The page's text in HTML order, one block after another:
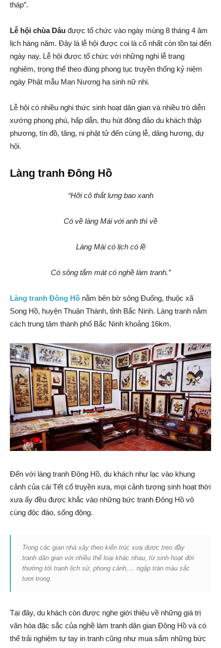
tháp”.
Lễ hội chùa Dâu được tổ chức vào ngày mùng 8 tháng 4 âm
lịch hàng năm. Đây là lễ hội được coi là cổ nhất còn tồn tại đến
ngày nay. Lễ hội được tổ chức với những nghi lễ trang
nghiêm, trọng thể theo đúng phong tục truyền thống kỷ niệm
ngày Phật mẫu Man Nương hạ sinh nữ nhi.
Lễ hội có nhiều nghi thức sinh hoạt dân gian và nhiều trò diễn
xướng phong phú, hấp dẫn, thu hút đông đảo du khách thập
phương, tín đồ, tăng, ni phật tử đến cúng lễ, dâng hương, dự
hội.
Làng tranh Đông Hồ
“Hỡi cô thắt lưng bao xanh
Có về làng Mái với anh thì về
Làng Mái có lịch có lề
Có sông tắm mát có nghề làm tranh.”
Làng tranh Đông Hồ nằm bên bờ sông Ðuống, thuộc xã
Song Hồ, huyện Thuận Thành, tỉnh Bắc Ninh. Làng tranh nằm
cách trung tâm thành phố Bắc Ninh khoảng 16km.
Đến với làng tranh Đông Hồ, du khách như lạc vào khung
cảnh của cái Tết cổ truyền xưa, mọi cảnh tượng sinh hoạt thời
xưa ấy đều được khắc vào những bức tranh Đông Hồ vô
cùng độc đáo, sống động.
Trong các gian nhà xây theo kiến trúc xưa được treo đầy
tranh dân gian với nhiều thể loại khác nhau, từ sinh hoạt đời
thường tới tranh lịch sử, phong cảnh,… ngập tràn màu sắc
tươi trong.
Tại đây, du khách còn được nghe giới thiệu về những giá trị
văn hóa đặc sắc của nghề làm tranh dân gian Đông Hồ và có
thể trải nghiệm tự tay in tranh cũng như mua sắm những bức